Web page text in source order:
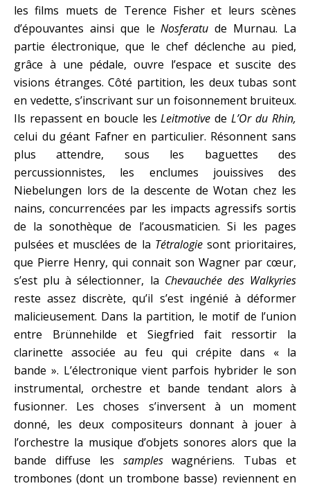
les films muets de Terence Fisher et leurs scènes
d’épouvantes ainsi que leNosferatu de Murnau. La
partie électronique, que le chef déclenche au pied,
grâce à une pédale, ouvre l’espace et suscite des
visions étranges. Côté partition, les deux tubas sont
en vedette, s’inscrivant sur un foisonnement bruiteux.
Ils repassent en boucle lesLeitmotivedeL’Or du Rhin,
celui du géant Fafner en particulier. Résonnent sans
plus attendre, sous les baguettes des
percussionnistes, les enclumes jouissives des
Niebelungen lors de la descente de Wotan chez les
nains, concurrencées par les impacts agressifs sortis
de la sonothèque de l’acousmaticien. Si les pages
pulsées et musclées de la Tétralogiesont prioritaires,
que Pierre Henry, qui connait son Wagner par cœur,
s’est plu à sélectionner, la Chevauchée des Walkyries
reste assez discrète, qu’il s’est ingénié à déformer
malicieusement. Dans la partition, le motif de l’union
entre Brünnehilde et Siegfried fait ressortir la
clarinette associée au feu qui crépite dans « la
bande ». L’électronique vient parfois hybrider le son
instrumental, orchestre et bande tendant alors à
fusionner. Les choses s’inversent à un moment
donné, les deux compositeurs donnant à jouer à
l’orchestre la musique d’objets sonores alors que la
bande diffuse les sampleswagnériens. Tubas et
trombones (dont un trombone basse) reviennent en